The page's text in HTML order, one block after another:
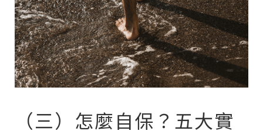
（三）怎麼自保？五大實